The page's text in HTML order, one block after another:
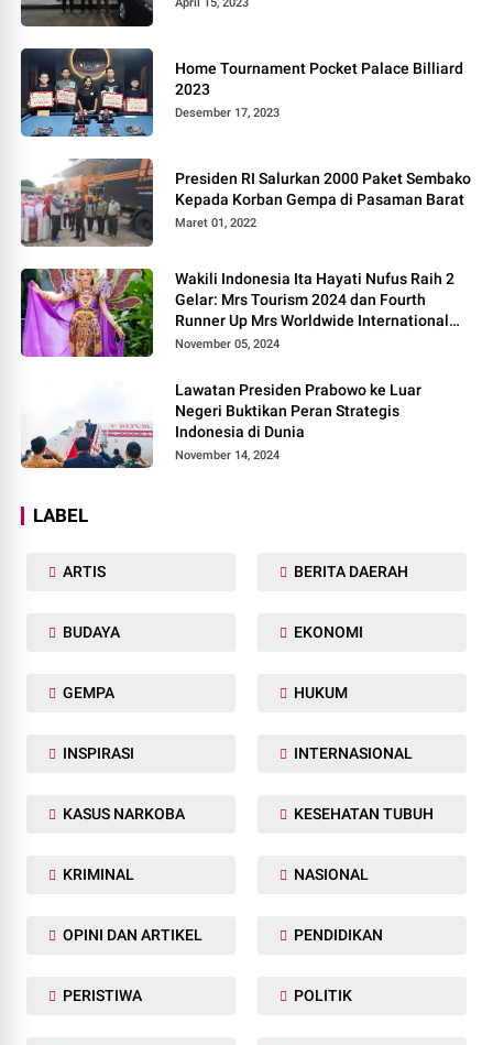
Home Tournament Pocket Palace Billiard
2023
Desember 17, 2023
Presiden RI Salurkan 2000 Paket Sembako
Kepada Korban Gempa di Pasaman Barat
Maret 01, 2022
Wakili Indonesia Ita Hayati Nufus Raih 2
Gelar: Mrs Tourism 2024 dan Fourth
Runner Up Mrs Worldwide International
2024, di Pemilihan Mrs Worldwide 2024
November 05, 2024
Lawatan Presiden Prabowo ke Luar
Negeri Buktikan Peran Strategis
Indonesia di Dunia
November 14, 2024
LABEL
ARTIS BERITA DAERAH
BUDAYA EKONOMI
GEMPA HUKUM
INSPIRASI INTERNASIONAL
KASUS NARKOBA KESEHATAN TUBUH
KRIMINAL NASIONAL
OPINI DAN ARTIKEL PENDIDIKAN
PERISTIWA POLITIK